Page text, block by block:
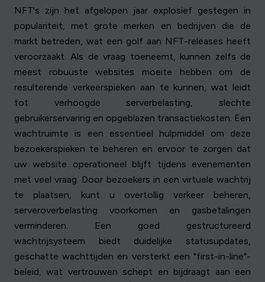
NFT's zijn het afgelopen jaar explosief gestegen in
populariteit, met grote merken en bedrijven die de
markt betreden, wat een golf aan NFT-releases heeft
veroorzaakt. Als de vraag toeneemt, kunnen zelfs de
meest robuuste websites moeite hebben om de
resulterende verkeerspieken aan te kunnen, wat leidt
tot verhoogde serverbelasting, slechte
gebruikerservaring en opgeblazen transactiekosten. Een
wachtruimte is een essentieel hulpmiddel om deze
bezoekerspieken te beheren en ervoor te zorgen dat
uw website operationeel blijft tijdens evenementen
met veel vraag. Door bezoekers in een virtuele wachtrij
te plaatsen, kunt u overtollig verkeer beheren,
serveroverbelasting voorkomen en gasbetalingen
verminderen. Een goed gestructureerd
wachtrijsysteem biedt duidelijke statusupdates,
geschatte wachttijden en versterkt een "first-in-line"-
beleid, wat vertrouwen schept en bijdraagt aan een